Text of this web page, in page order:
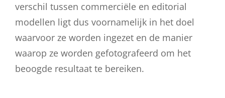
verschil tussen commerciële en editorial
modellen ligt dus voornamelijk in het doel
waarvoor ze worden ingezet en de manier
waarop ze worden gefotografeerd om het
beoogde resultaat te bereiken.